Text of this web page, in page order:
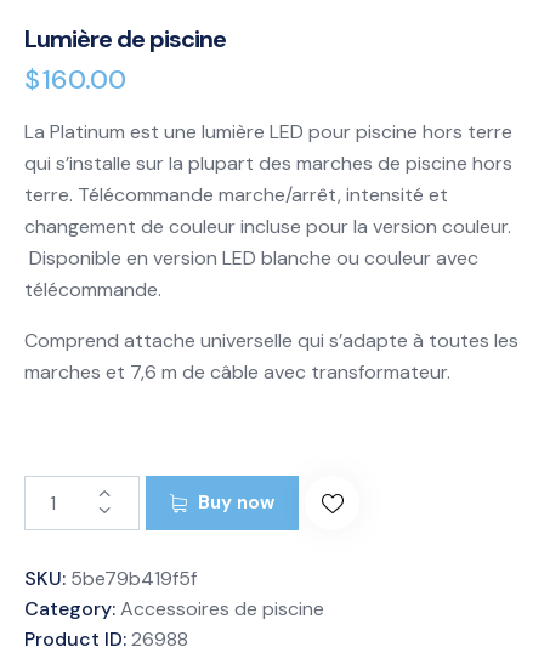
Lumière de piscine
$160.00
La Platinum est une lumière LED pour piscine hors terre
qui s’installe sur la plupart des marches de piscine hors
terre. Télécommande marche/arrêt, intensité et
changement de couleur incluse pour la version couleur.
Disponible en version LED blanche ou couleur avec
télécommande.
Comprend attache universelle qui s’adapte à toutes les
marches et 7,6 m de câble avec transformateur.
Buy now
SKU: 5be79b419f5f
Category:Accessoires de piscine
Product ID:26988